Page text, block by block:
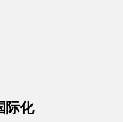
际化